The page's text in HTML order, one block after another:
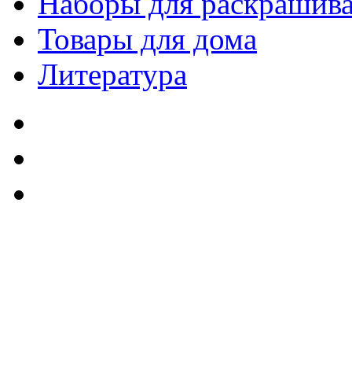
Товары для дома
Литература